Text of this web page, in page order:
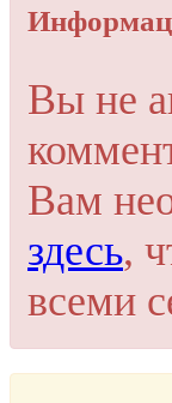
Пройти
Или войти
Это очень просто
Вы не
Вам
здесь,
всеми